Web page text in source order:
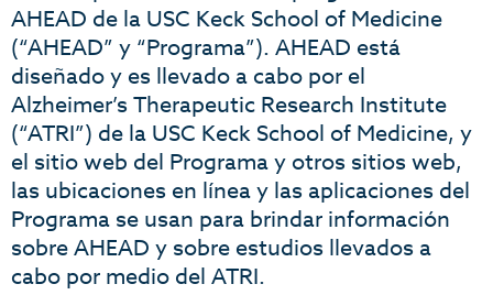
AHEAD de la USC Keck School of Medicine
(“AHEAD” y “Programa”). AHEAD está
diseñado y es llevado a cabo por el
Alzheimer’s Therapeutic Research Institute
(“ATRI”) de la USC Keck School of Medicine, y
el sitio web del Programa y otros sitios web,
las ubicaciones en línea y las aplicaciones del
Programa se usan para brindar información
sobre AHEAD y sobre estudios llevados a
cabo por medio del ATRI.